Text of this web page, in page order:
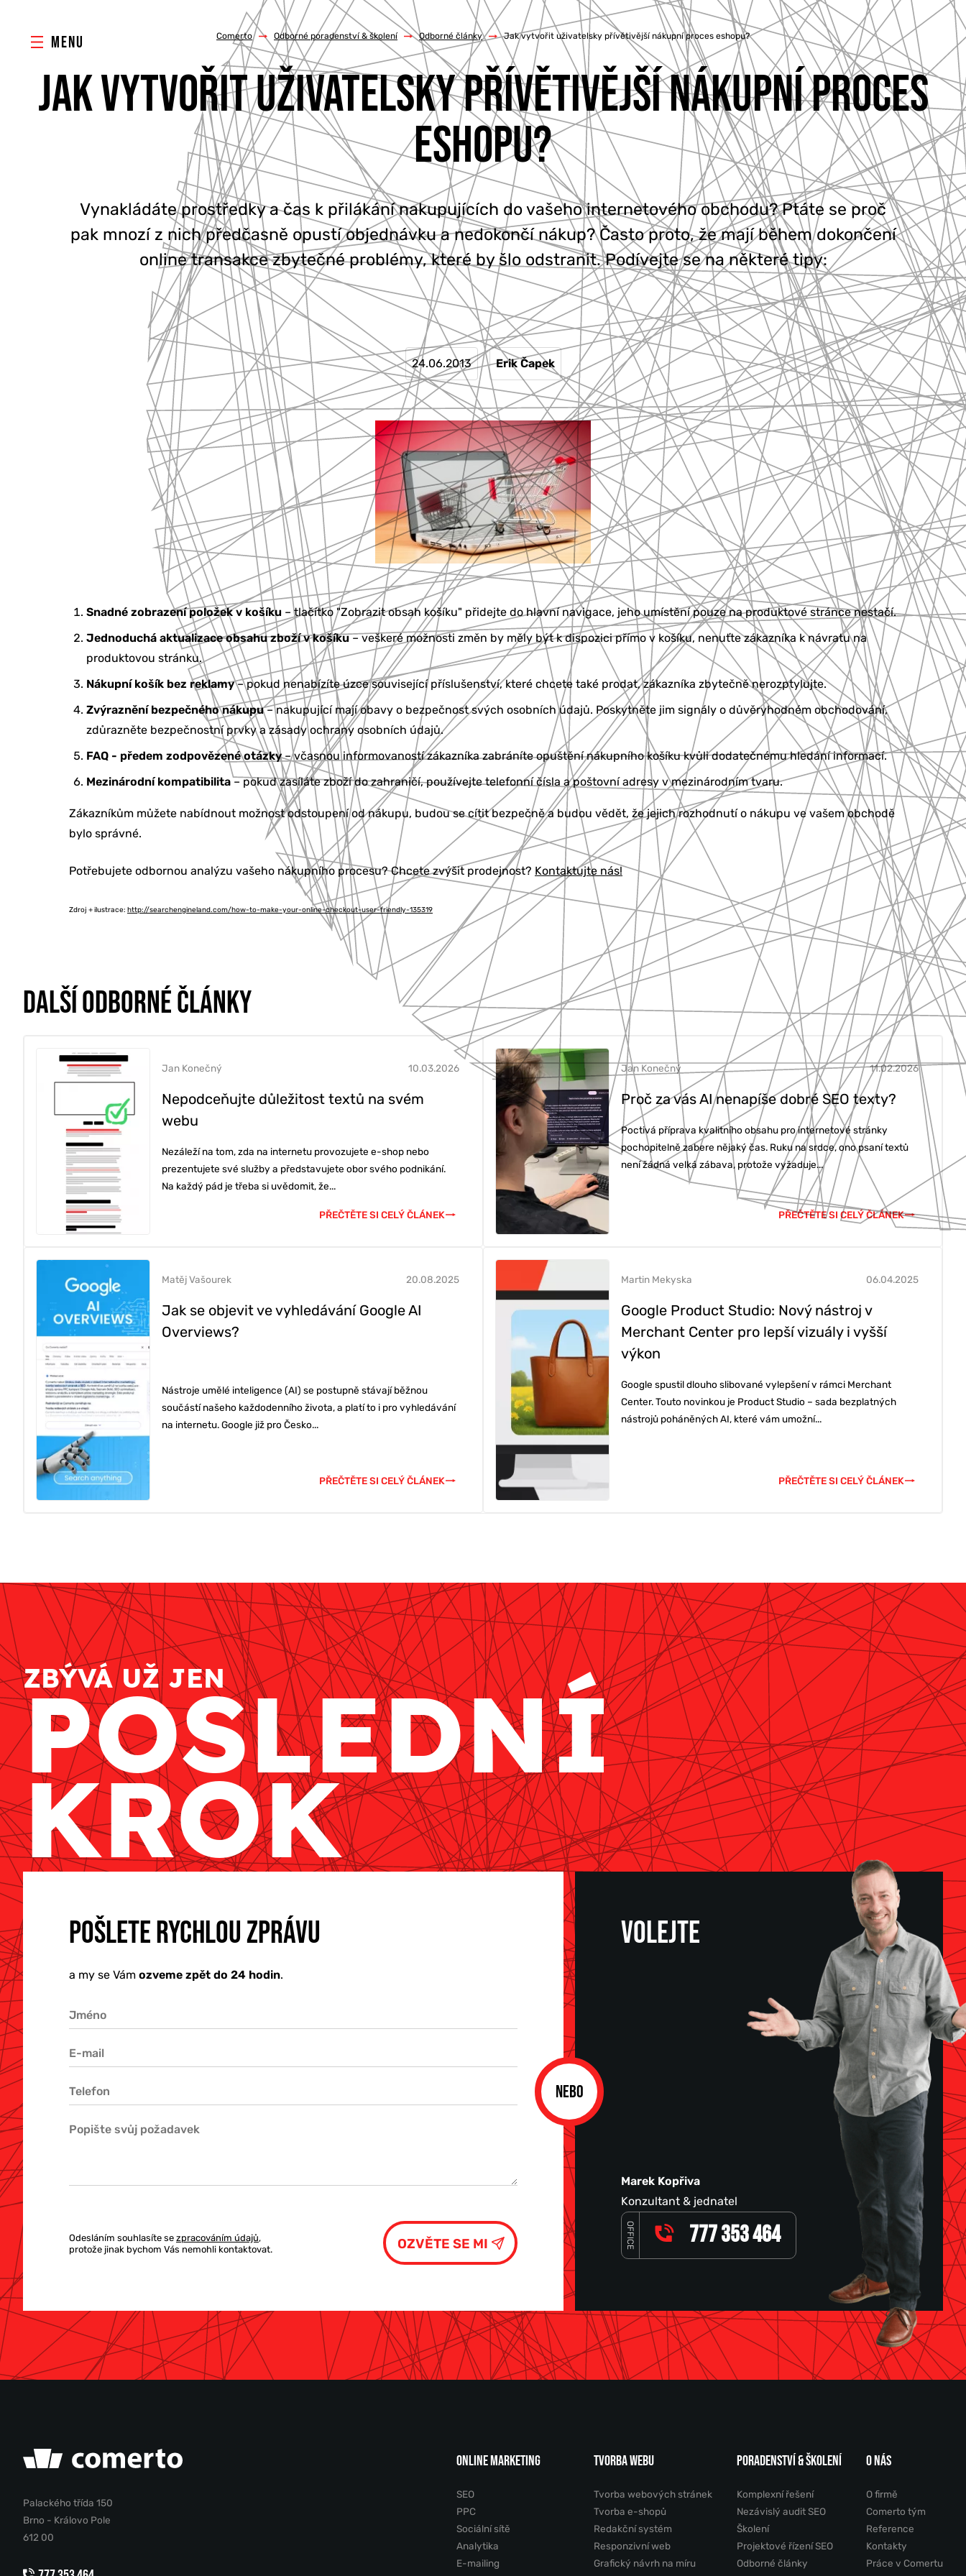
MENU
ONLINE MARKETING
TVORBA WEBU
PORADENSTVÍ & ŠKOLENÍ
REFERENCE
O NÁS
Comerto / Odborné poradenství & školení / Odborné články / Jak vytvořit uživatelsky přívětivější nákupní proces eshopu?
JAK VYTVOŘIT UŽIVATELSKY PŘÍVĚTIVĚJŠÍ NÁKUPNÍ PROCES
ESHOPU?
Vynakládáte prostředky a čas k přilákání nakupujících do vašeho internetového obchodu? Ptáte se proč
pak mnozí z nich předčasně opustí objednávku a nedokončí nákup? Často proto, že mají během dokončení
online transakce zbytečné problémy, které by šlo odstranit. Podívejte se na některé tipy:
24.06.2013 Erik Čapek
Snadné zobrazení položek v košíku – tlačítko "Zobrazit obsah košíku" přidejte do hlavní navigace, jeho umístění pouze na produktové stránce nestačí.
Jednoduchá aktualizace obsahu zboží v košíku– veškeré možnosti změn by měly být k dispozici přímo v košíku, nenuťte zákazníka k návratu na
produktovou stránku.
Nákupní košík bez reklamy– pokud nenabízíte úzce související příslušenství, které chcete také prodat, zákazníka zbytečně nerozptylujte.
Zvýraznění bezpečného nákupu– nakupující mají obavy o bezpečnost svých osobních údajů. Poskytněte jim signály o důvěryhodném obchodování,
zdůrazněte bezpečnostní prvky a zásady ochrany osobních údajů.
FAQ - předem zodpovězené otázky– včasnou informovaností zákazníka zabráníte opuštění nákupního košíku kvůli dodatečnému hledání informací.
Mezinárodní kompatibilita– pokud zasíláte zboží do zahraničí, používejte telefonní čísla a poštovní adresy v mezinárodním tvaru.
Zákazníkům můžete nabídnout možnost odstoupení od nákupu, budou se cítit bezpečně a budou vědět, že jejich rozhodnutí o nákupu ve vašem obchodě
bylo správné.
Potřebujete odbornou analýzu vašeho nákupního procesu? Chcete zvýšit prodejnost? Kontaktujte nás!
Zdroj + ilustrace: http://searchengineland.com/how-to-make-your-online-checkout-user-friendly-135319
DALŠÍ ODBORNÉ ČLÁNKY
Nepodceňujte důležitost textů na svém
webu
10.03.2026
Jan Konečný
Nezáleží na tom, zda na internetu provozujete e-shop nebo
prezentujete své služby a představujete obor svého podnikání.
Na každý pád je třeba si uvědomit, že...
PŘEČTĚTE SI CELÝ ČLÁNEK
Proč za vás AI nenapíše dobré SEO texty?
11.02.2026
Jan Konečný
Poctivá příprava kvalitního obsahu pro internetové stránky
pochopitelně zabere nějaký čas. Ruku na srdce, ono psaní textů
není žádná velká zábava, protože vyžaduje...
PŘEČTĚTE SI CELÝ ČLÁNEK
Jak se objevit ve vyhledávání Google AI
Overviews?
20.08.2025
Matěj Vašourek
Nástroje umělé inteligence (AI) se postupně stávají běžnou
součástí našeho každodenního života, a platí to i pro vyhledávání
na internetu. Google již pro Česko...
PŘEČTĚTE SI CELÝ ČLÁNEK
Google Product Studio: Nový nástroj v
Merchant Center pro lepší vizuály i vyšší
výkon
06.04.2025
Martin Mekyska
Google spustil dlouho slibované vylepšení v rámci Merchant
Center. Touto novinkou je Product Studio – sada bezplatných
nástrojů poháněných AI, které vám umožní...
PŘEČTĚTE SI CELÝ ČLÁNEK
ZBÝVÁ UŽ JEN
POSLEDNÍ
KROK
POŠLETE RYCHLOU ZPRÁVU
a my se Vám ozveme zpět do 24 hodin.
Odesláním souhlasíte se zpracováním údajů,
protože jinak bychom Vás nemohli kontaktovat.
NEBO
VOLEJTE
Marek Kopřiva
Konzultant & jednatel
OFFICE 777 353 464
Palackého třída 150
Brno - Královo Pole
612 00
ONLINE MARKETING
SEO
PPC
Sociální sítě
Analytika
E-mailing
TVORBA WEBU
Tvorba webových stránek
Tvorba e-shopů
Redakční systém
Responzivní web
Grafický návrh na míru
PORADENSTVÍ & ŠKOLENÍ
Komplexní řešení
Nezávislý audit SEO
Školení
Projektové řízení SEO
Odborné články
O NÁS
O firmě
Comerto tým
Reference
Kontakty
Práce v Comertu